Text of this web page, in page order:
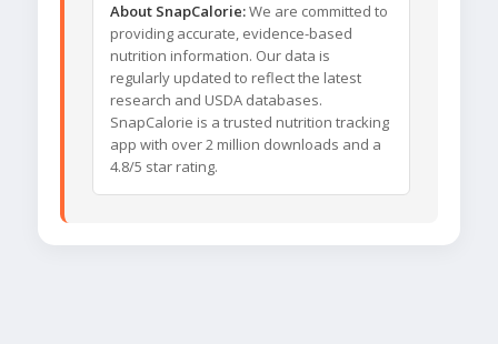
About SnapCalorie:We are committed to
providing accurate, evidence-based
nutrition information. Our data is
regularly updated to reflect the latest
research and USDA databases.
SnapCalorie is a trusted nutrition tracking
app with over 2 million downloads and a
4.8/5 star rating.